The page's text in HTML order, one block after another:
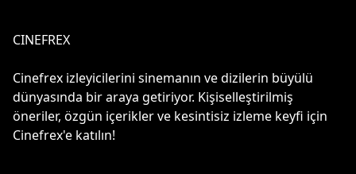
CINEFREX
Cinefrex izleyicilerini sinemanın ve dizilerin büyülü
dünyasında bir araya getiriyor. Kişiselleştirilmiş
öneriler, özgün içerikler ve kesintisiz izleme keyfi için
Cinefrex'e katılın!